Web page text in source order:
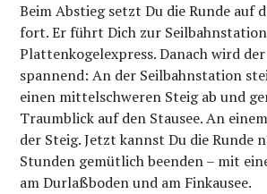
Beim Abstieg setzt Du die Runde auf
fort. Er führt Dich zur
Plattenkogelexpress. Danach wird
spannend: An der Seilbahnstation
einen mittelschweren Steig ab und
Traumblick auf den Stausee. An
der Steig. Jetzt kannst Du die Runde
Stunden gemütlich beenden – mit
am Durlaßboden und am Finkausee.